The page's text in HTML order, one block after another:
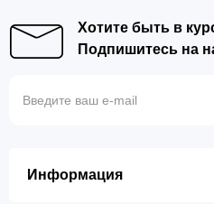
Хотите быть в
Подпишитесь на
Информация